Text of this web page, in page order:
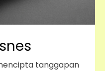
tanggapan